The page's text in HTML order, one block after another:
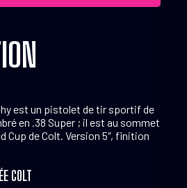
est un pistolet de tir sportif de
en .38 Super ; il est au sommet
Cup de Colt. Version 5″, finition
COLT